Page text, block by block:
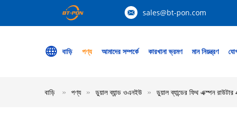
sales@bt-pon.com
বাড়ি পণ্য আমাদের সম্পর্কে কারখানা ভ্রমণ মান নিয়ন্ত্রণ
বাড়ি পণ্য ডুয়াল ব্যান্ড ওএনইউ ডুয়াল ব্যান্ডের ফিথ এক্স্পন